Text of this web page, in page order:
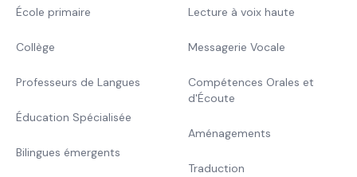
École primaire
Collège
Professeurs de Langues
Éducation Spécialisée
Bilingues émergents
Lecture à voix haute
Messagerie Vocale
Compétences Orales et
d'Écoute
Aménagements
Traduction